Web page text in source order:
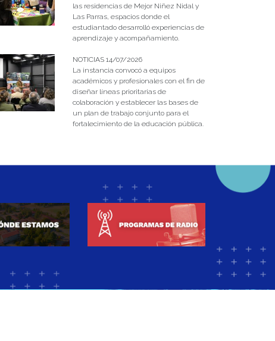
las residencias de Mejor Niñez Nidal y
Las Parras, espacios donde el
estudiantado desarrolló experiencias de
aprendizaje y acompañamiento.
NOTICIAS 14/07/2026
La instancia convocó a equipos
académicos y profesionales con el fin de
diseñar líneas prioritarias de
colaboración y establecer las bases de
un plan de trabajo conjunto para el
fortalecimiento de la educación pública.